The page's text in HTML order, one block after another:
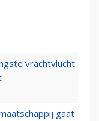
vrachtvlucht
gaat